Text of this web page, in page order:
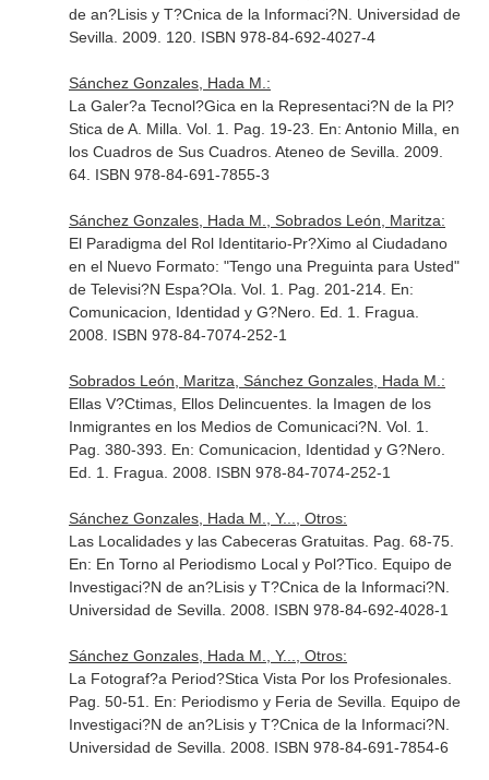
de an?Lisis y T?Cnica de la Informaci?N. Universidad de
Sevilla. 2009. 120. ISBN 978-84-692-4027-4
Sánchez Gonzales, Hada M.:
La Galer?a Tecnol?Gica en la Representaci?N de la Pl?
Stica de A. Milla. Vol. 1. Pag. 19-23. En: Antonio Milla, en
los Cuadros de Sus Cuadros. Ateneo de Sevilla. 2009.
64. ISBN 978-84-691-7855-3
Sánchez Gonzales, Hada M., Sobrados León, Maritza:
El Paradigma del Rol Identitario-Pr?Ximo al Ciudadano
en el Nuevo Formato: "Tengo una Preguinta para Usted"
de Televisi?N Espa?Ola. Vol. 1. Pag. 201-214. En:
Comunicacion, Identidad y G?Nero. Ed. 1. Fragua.
2008. ISBN 978-84-7074-252-1
Sobrados León, Maritza, Sánchez Gonzales, Hada M.:
Ellas V?Ctimas, Ellos Delincuentes. la Imagen de los
Inmigrantes en los Medios de Comunicaci?N. Vol. 1.
Pag. 380-393. En: Comunicacion, Identidad y G?Nero.
Ed. 1. Fragua. 2008. ISBN 978-84-7074-252-1
Sánchez Gonzales, Hada M., Y..., Otros:
Las Localidades y las Cabeceras Gratuitas. Pag. 68-75.
En: En Torno al Periodismo Local y Pol?Tico. Equipo de
Investigaci?N de an?Lisis y T?Cnica de la Informaci?N.
Universidad de Sevilla. 2008. ISBN 978-84-692-4028-1
Sánchez Gonzales, Hada M., Y..., Otros:
La Fotograf?a Period?Stica Vista Por los Profesionales.
Pag. 50-51. En: Periodismo y Feria de Sevilla . Equipo de
Investigaci?N de an?Lisis y T?Cnica de la Informaci?N.
Universidad de Sevilla. 2008. ISBN 978-84-691-7854-6